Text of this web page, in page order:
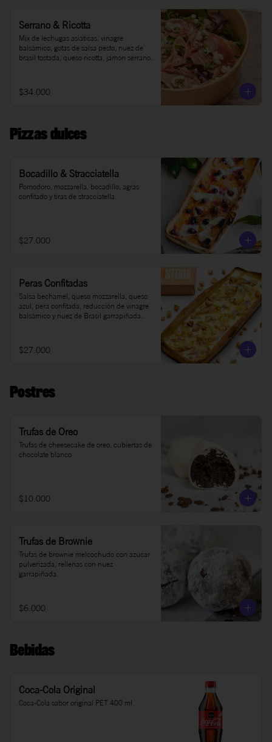
Serrano & Ricotta
Mix de lechugas asiáticas, vinagre
balsámico, gotas de salsa pesto, nuez de
brasil tostada, queso ricotta, jamón serrano.
$34.000
Pizzas dulces
Bocadillo & Stracciatella
Pomodoro, mozzarella, bocadillo, agrás
confitado y tiras de stracciatella.
$27.000
Peras Confitadas
Salsa bechamel, queso mozzarella, queso
azul, pera confitada, reducción de vinagre
balsámico y nuez de Brasil garrapiñada.
$27.000
Postres
Trufas de Oreo
Trufas de cheesecake de oreo, cubiertas de
chocolate blanco
$10.000
Trufas de Brownie
Trufas de brownie melcochudo con azúcar
pulverizada, rellenas con nuez
garrapiñada.
$6.000
Bebidas
Coca-Cola Original
Coca-Cola sabor original PET 400 ml